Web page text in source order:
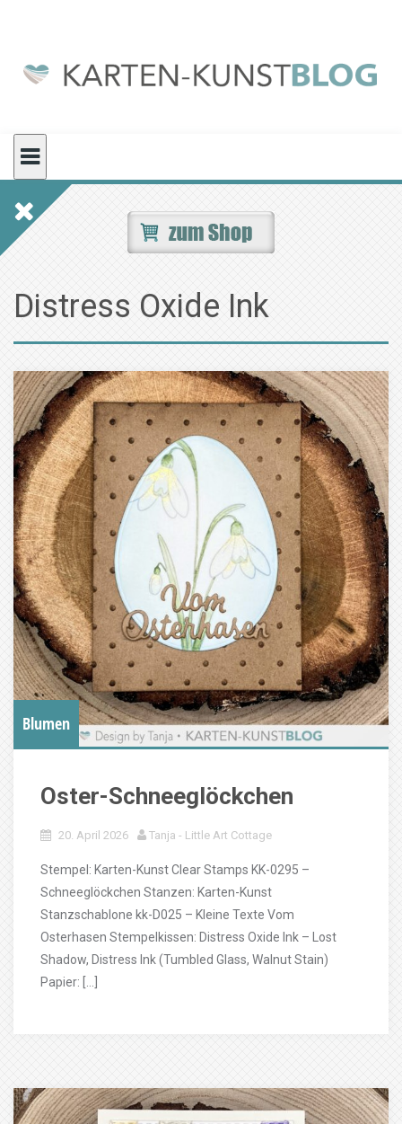
Distress Oxide Ink
Blumen
Oster-Schneeglöckchen
20. April 2026 Tanja - Little Art Cottage
Stempel: Karten-Kunst Clear Stamps KK-0295 –
Schneeglöckchen Stanzen: Karten-Kunst
Stanzschablone kk-D025 – Kleine Texte Vom
Osterhasen Stempelkissen: Distress Oxide Ink – Lost
Shadow, Distress Ink (Tumbled Glass, Walnut Stain)
Papier: […]